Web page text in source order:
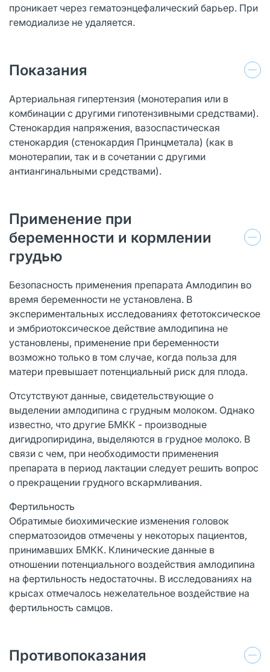
проникает через гематоэнцефалический барьер. При
гемодиализе не удаляется.
Показания
Артериальная гипертензия (монотерапия или в
комбинации с другими гипотензивными средствами).
Стенокардия напряжения, вазоспастическая
стенокардия (стенокардия Принцметала) (как в
монотерапии, так и в сочетании с другими
антиангинальными средствами).
Применение при
беременности и кормлении
грудью
Безопасность применения препарата Амлодипин во
время беременности не установлена. В
экспериментальных исследованиях фетотоксическое
и эмбриотоксическое действие амлодипина не
установлены, применение при беременности
возможно только в том случае, когда польза для
матери превышает потенциальный риск для плода.
Отсутствуют данные, свидетельствующие о
выделении амлодипина с грудным молоком. Однако
известно, что другие БМКК - производные
дигидропиридина, выделяются в грудное молоко. В
связи с чем, при необходимости применения
препарата в период лактации следует решить вопрос
о прекращении грудного вскармливания.
Фертильность
Обратимые биохимические изменения головок
сперматозоидов отмечены у некоторых пациентов,
принимавших БМКК. Клинические данные в
отношении потенциального воздействия амлодипина
на фертильность недостаточны. В исследованиях на
крысах отмечалось нежелательное воздействие на
фертильность самцов.
Противопоказания